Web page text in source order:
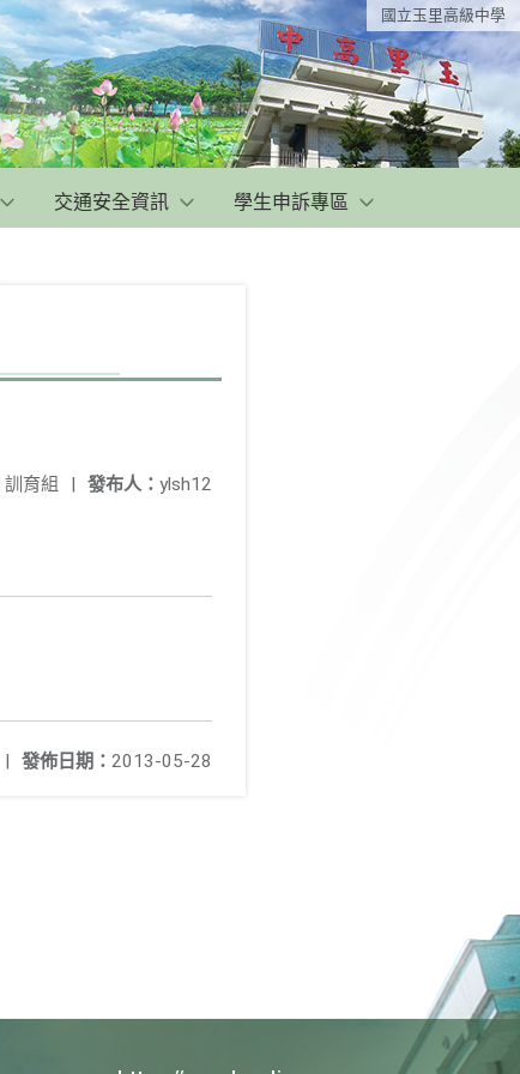
國立玉里高級中學
交通安全資訊 學生申訴專區
發布人： ylsh12
訓育組 |
發佈日期： 2013-05-28
|